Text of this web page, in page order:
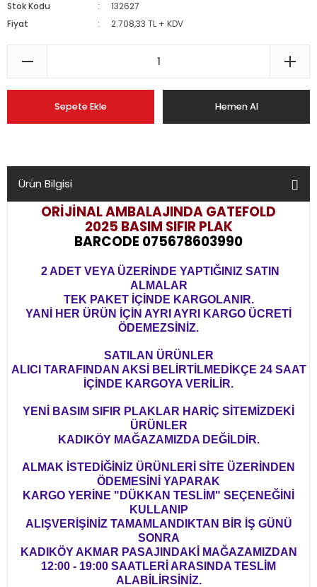
Stok Kodu
132627
Fiyat
2.708,33 TL + KDV
Sepete Ekle Hemen Al
Ürün Bilgisi
ORİJİNAL AMBALAJINDA GATEFOLD
2025 BASIM SIFIR PLAK
BARCODE 075678603990
2 ADET VEYA ÜZERİNDE YAPTIĞINIZ SATIN
ALMALAR
TEK PAKET İÇİNDE KARGOLANIR.
YANİ HER ÜRÜN İÇİN AYRI AYRI KARGO ÜCRETİ
ÖDEMEZSİNİZ.
SATILAN ÜRÜNLER
ALICI TARAFINDAN AKSİ BELİRTİLMEDİKÇE 24 SAAT
İÇİNDE KARGOYA VERİLİR.
YENİ BASIM SIFIR PLAKLAR HARİÇ SİTEMİZDEKİ
ÜRÜNLER
KADIKÖY MAĞAZAMIZDA DEĞİLDİR.
ALMAK İSTEDİĞİNİZ ÜRÜNLERİ SİTE ÜZERİNDEN
ÖDEMESİNİ YAPARAK
KARGO YERİNE "DÜKKAN TESLİM" SEÇENEĞİNİ
KULLANIP
ALIŞVERİŞİNİZ TAMAMLANDIKTAN BİR İŞ GÜNÜ
SONRA
KADIKÖY AKMAR PASAJINDAKİ MAĞAZAMIZDAN
12:00 - 19:00 SAATLERİ ARASINDA TESLİM
ALABİLİRSİNİZ.